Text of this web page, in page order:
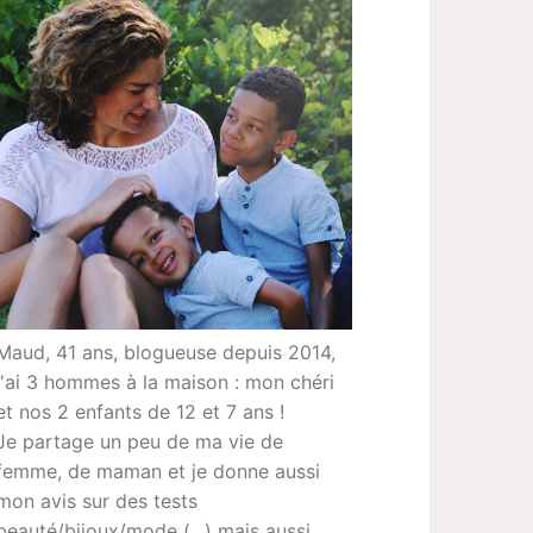
41 ans, blogueuse depuis 2014,
3 hommes à la maison : mon chéri
nos 2 enfants de 12 et 7 ans !
partage un peu de ma vie de
de maman et je donne aussi
avis sur des tests